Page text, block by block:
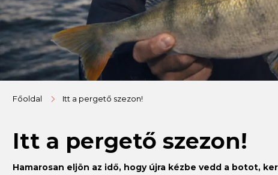
Főoldal Itt a pergető szezon!
Itt a pergető szezon!
Hamarosan eljön az idő, hogy újra kézbe vedd a botot,